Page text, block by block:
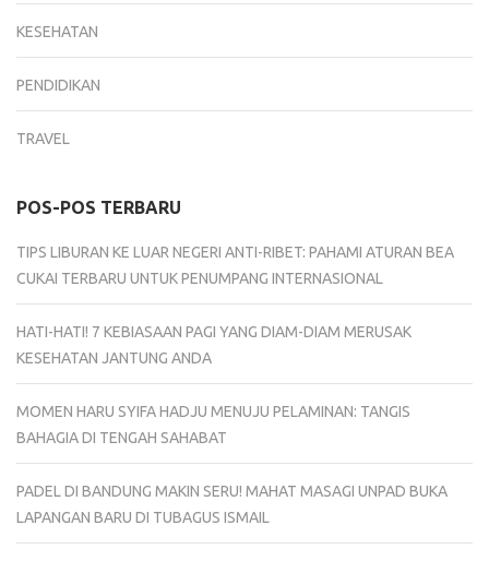
KESEHATAN
PENDIDIKAN
TRAVEL
POS-POS TERBARU
TIPS LIBURAN KE LUAR NEGERI ANTI-RIBET: PAHAMI ATURAN BEA
CUKAI TERBARU UNTUK PENUMPANG INTERNASIONAL
HATI-HATI! 7 KEBIASAAN PAGI YANG DIAM-DIAM MERUSAK
KESEHATAN JANTUNG ANDA
MOMEN HARU SYIFA HADJU MENUJU PELAMINAN: TANGIS
BAHAGIA DI TENGAH SAHABAT
PADEL DI BANDUNG MAKIN SERU! MAHAT MASAGI UNPAD BUKA
LAPANGAN BARU DI TUBAGUS ISMAIL